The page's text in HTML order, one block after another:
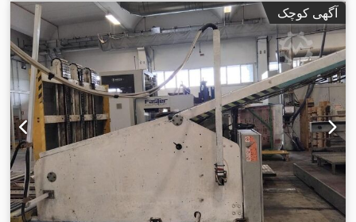
آگهی کوچک